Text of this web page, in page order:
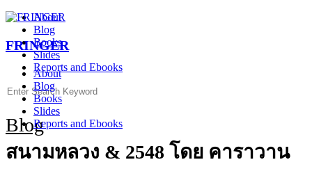
Skip
content
FRINGER
About
Blog
Books
Slides
Reports and Ebooks
About
Blog
Books
Slides
Reports and Ebooks
Search
Blog
สนามหลวง & 2548 โดย คาราวาน